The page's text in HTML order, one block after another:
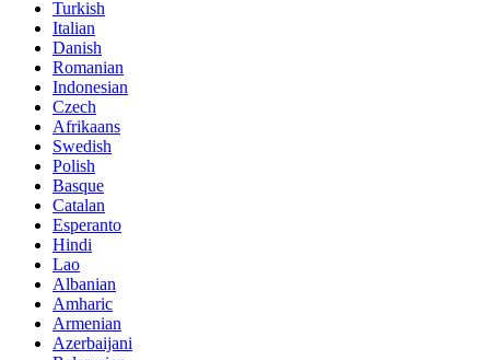
Turkish
Italian
Danish
Romanian
Indonesian
Czech
Afrikaans
Swedish
Polish
Basque
Catalan
Esperanto
Hindi
Lao
Albanian
Amharic
Armenian
Azerbaijani